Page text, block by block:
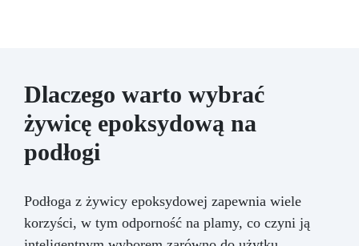
Dlaczego warto wybrać
żywicę epoksydową na
podłogi
Podłoga z żywicy epoksydowej zapewnia wiele
korzyści, w tym odporność na plamy, co czyni ją